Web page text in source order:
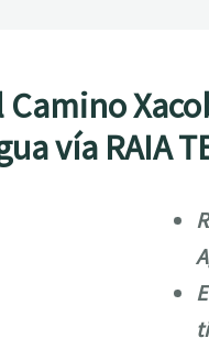
Camino
vía RAIA